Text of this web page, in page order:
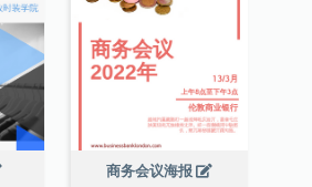
商务会议海报